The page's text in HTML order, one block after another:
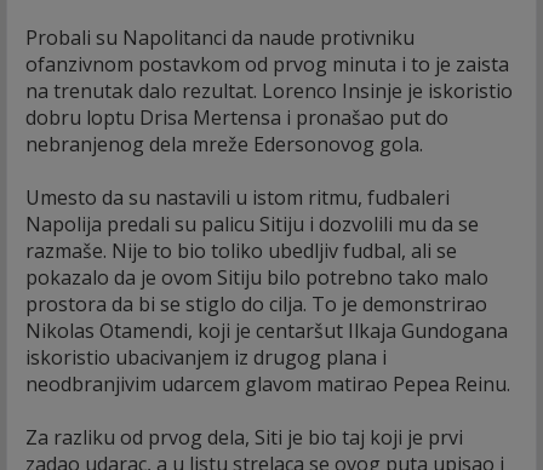
Probali su Napolitanci da naude protivniku
ofanzivnom postavkom od prvog minuta i to je zaista
na trenutak dalo rezultat. Lorenco Insinje je iskoristio
dobru loptu Drisa Mertensa i pronašao put do
nebranjenog dela mreže Edersonovog gola.
Umesto da su nastavili u istom ritmu, fudbaleri
Napolija predali su palicu Sitiju i dozvolili mu da se
razmaše. Nije to bio toliko ubedljiv fudbal, ali se
pokazalo da je ovom Sitiju bilo potrebno tako malo
prostora da bi se stiglo do cilja. To je demonstrirao
Nikolas Otamendi, koji je centaršut Ilkaja Gundogana
iskoristio ubacivanjem iz drugog plana i
neodbranjivim udarcem glavom matirao Pepea Reinu.
Za razliku od prvog dela, Siti je bio taj koji je prvi
zadao udarac, a u listu strelaca se ovog puta upisao i